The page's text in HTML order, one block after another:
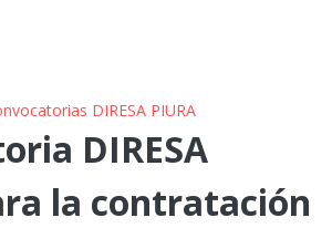
DIRESA PIURA
DIRESA
la contratación